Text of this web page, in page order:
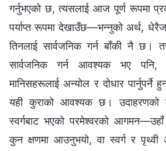
गर्नुभएको छ, त्यसलाई आज पूर्ण रूपमा
पर्याप्त रूपमा देखाउँछ—भन्‍नुको अर्थ,
तिनलाई सार्वजनिक गर्न बाँकी नै छ।
सार्वजनिक गर्न आवश्यक भए
मानिसहरूलाई अन्योल र दोधार पार्नुपर्ने
यही कुराको आवश्यक छ। उदाहरणको
स्वर्गबाट भएको परमेश्‍वरको
कुन क्षणमा आउनुभयो, वा स्वर्ग र